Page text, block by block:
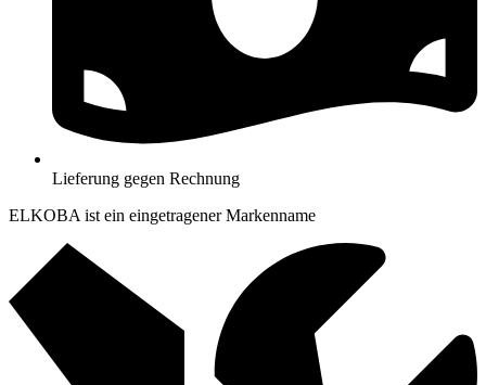
Lieferung gegen Rechnung
ELKOBA ist ein eingetragener Markenname